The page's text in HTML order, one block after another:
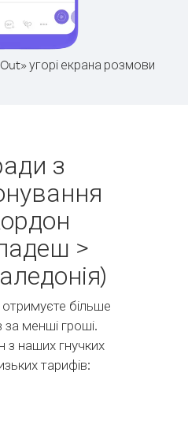
угорі екрана розмови
з
>
більше
менші гроші.
з наших гнучких
тарифів: